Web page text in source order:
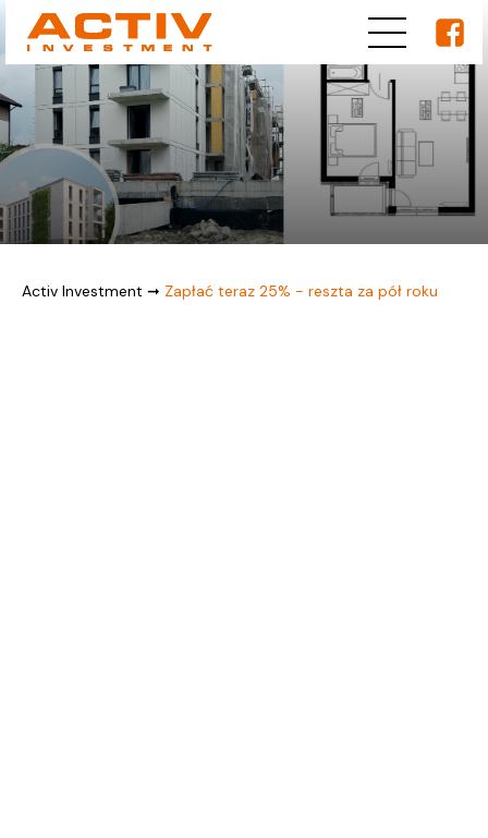
Activ Investment ➞ Zapłać teraz 25% - reszta za pół roku